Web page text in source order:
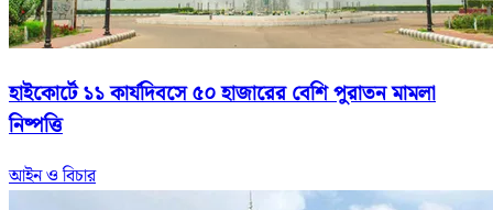
হাইকোর্টে ১১ কার্যদিবসে ৫০ হাজারের বেশি পুরাতন মামলা
নিষ্পত্তি
আইন ও বিচার